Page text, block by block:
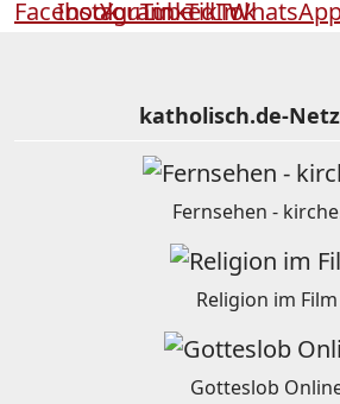
katholisch.de-
Fernsehen -
Religion im Film
Gotteslob